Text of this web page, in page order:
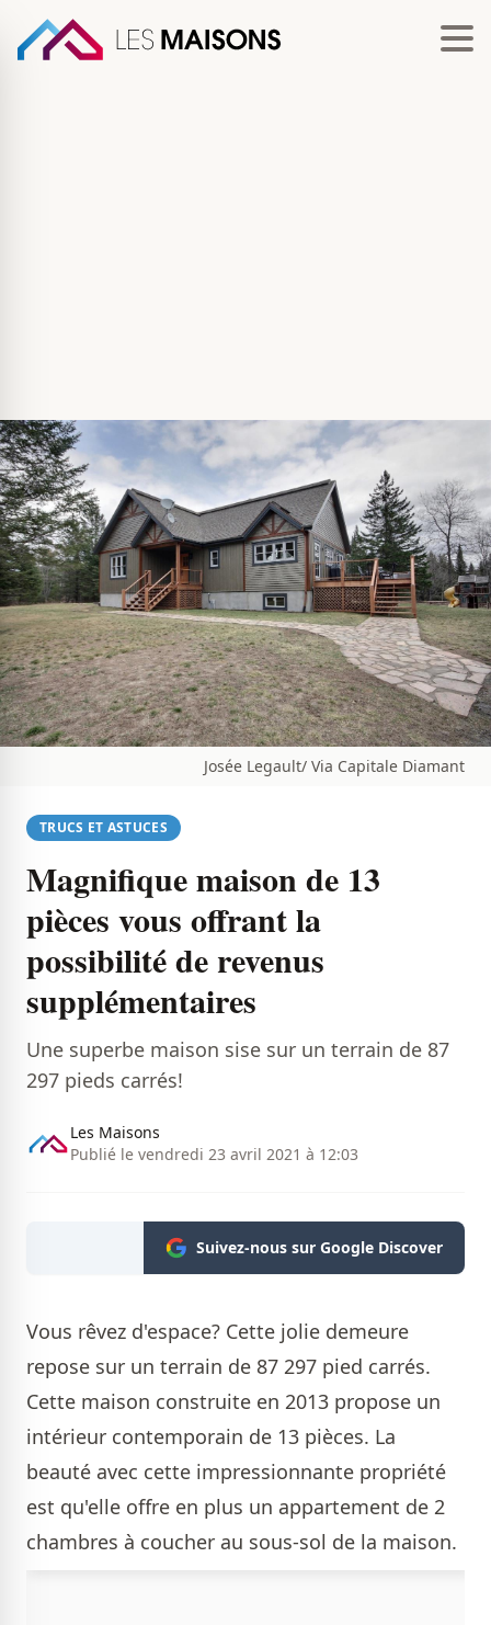
Josée Legault/ Via Capitale Diamant
TRUCS ET ASTUCES
Magnifique maison de 13
pièces vous offrant la
possibilité de revenus
supplémentaires
Une superbe maison sise sur un terrain de 87
297 pieds carrés!
Les Maisons
Publié le vendredi 23 avril 2021 à 12:03
Suivez-nous sur Google Discover
Vous rêvez d'espace? Cette jolie demeure
repose sur un terrain de 87 297 pied carrés.
Cette maison construite en 2013 propose un
intérieur contemporain de 13 pièces. La
beauté avec cette impressionnante propriété
est qu'elle offre en plus un appartement de 2
chambres à coucher au sous-sol de la maison.